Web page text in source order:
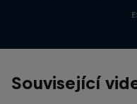
Související